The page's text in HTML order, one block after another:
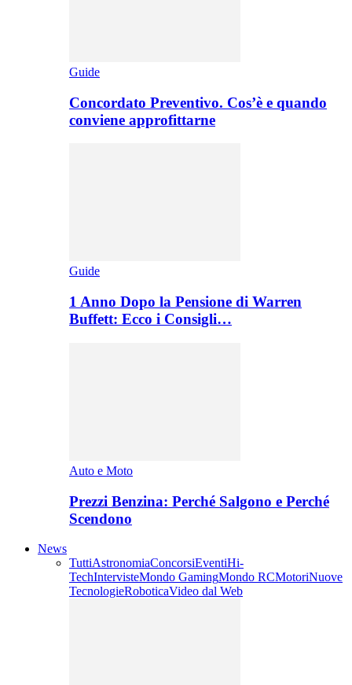
Guide
Concordato Preventivo. Cos’è e quando
conviene approfittarne
Guide
1 Anno Dopo la Pensione di Warren
Buffett: Ecco i Consigli…
Auto e Moto
Prezzi Benzina: Perché Salgono e Perché
Scendono
News
TuttiAstronomiaConcorsiEventiHi-
TechIntervisteMondo GamingMondo RCMotoriNuove
TecnologieRoboticaVideo dal Web